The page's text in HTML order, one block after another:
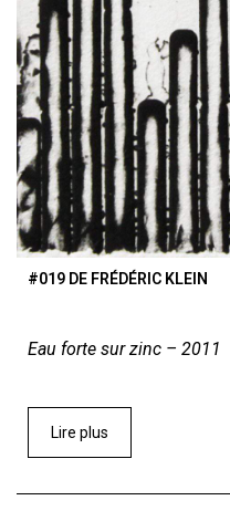
#019 DE FRÉDÉRIC KLEIN
Eau forte sur zinc – 2011
Lire plus